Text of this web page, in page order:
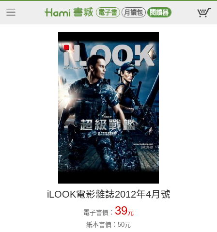
電子書 月讀包 閱讀器
iLOOK電影雜誌2012年4月號
電子書價： 39元
紙本書價： 50元